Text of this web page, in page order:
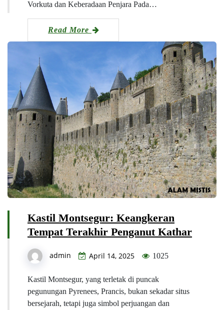
Vorkuta dan Keberadaan Penjara Pada…
Read More
Kastil Montsegur: Keangkeran
Tempat Terakhir Penganut Kathar
admin April 14, 2025 1025
Kastil Montsegur, yang terletak di puncak
pegunungan Pyrenees, Prancis, bukan sekadar situs
bersejarah, tetapi juga simbol perjuangan dan